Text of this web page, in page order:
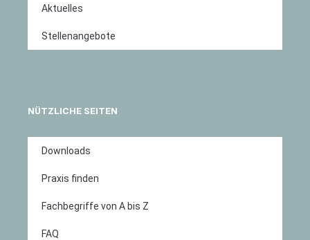
Aktuelles
Stellenangebote
NÜTZLICHE SEITEN
Downloads
Praxis finden
Fachbegriffe von A bis Z
FAQ